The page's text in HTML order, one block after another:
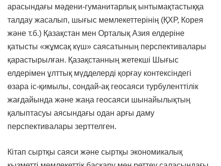
арасындағы мәдени-гуманитарлық ынтымақтастыққа
талдау жасалып, шығыс мемлекеттерінің (ҚХР, Корея
және т.б.) Қазақстан мен Орталық Азия елдеріне
қатысты «жұмсақ күш» саясатының перспективалары
қарастырылған. Қазақстанның жетекші Шығыс
елдерімен ұлттық мүдделерді қорғау контексіндегі
өзара іс-қимылы, сондай-ақ геосаяси турбуленттілік
жағдайында және жаңа геосаяси шынайылықтың
қалыптасуы аясындағы одан арғы даму
перспективалары зерттелген.
Кітап сыртқы саяси және сыртқы экономикалық